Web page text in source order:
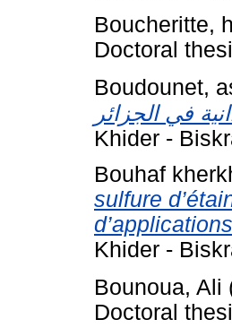
Boucheritte,
Doctoral
Boudounet,
Khider -
Bouhaf
sulfure
Khider -
Bounoua, Ali
Doctoral